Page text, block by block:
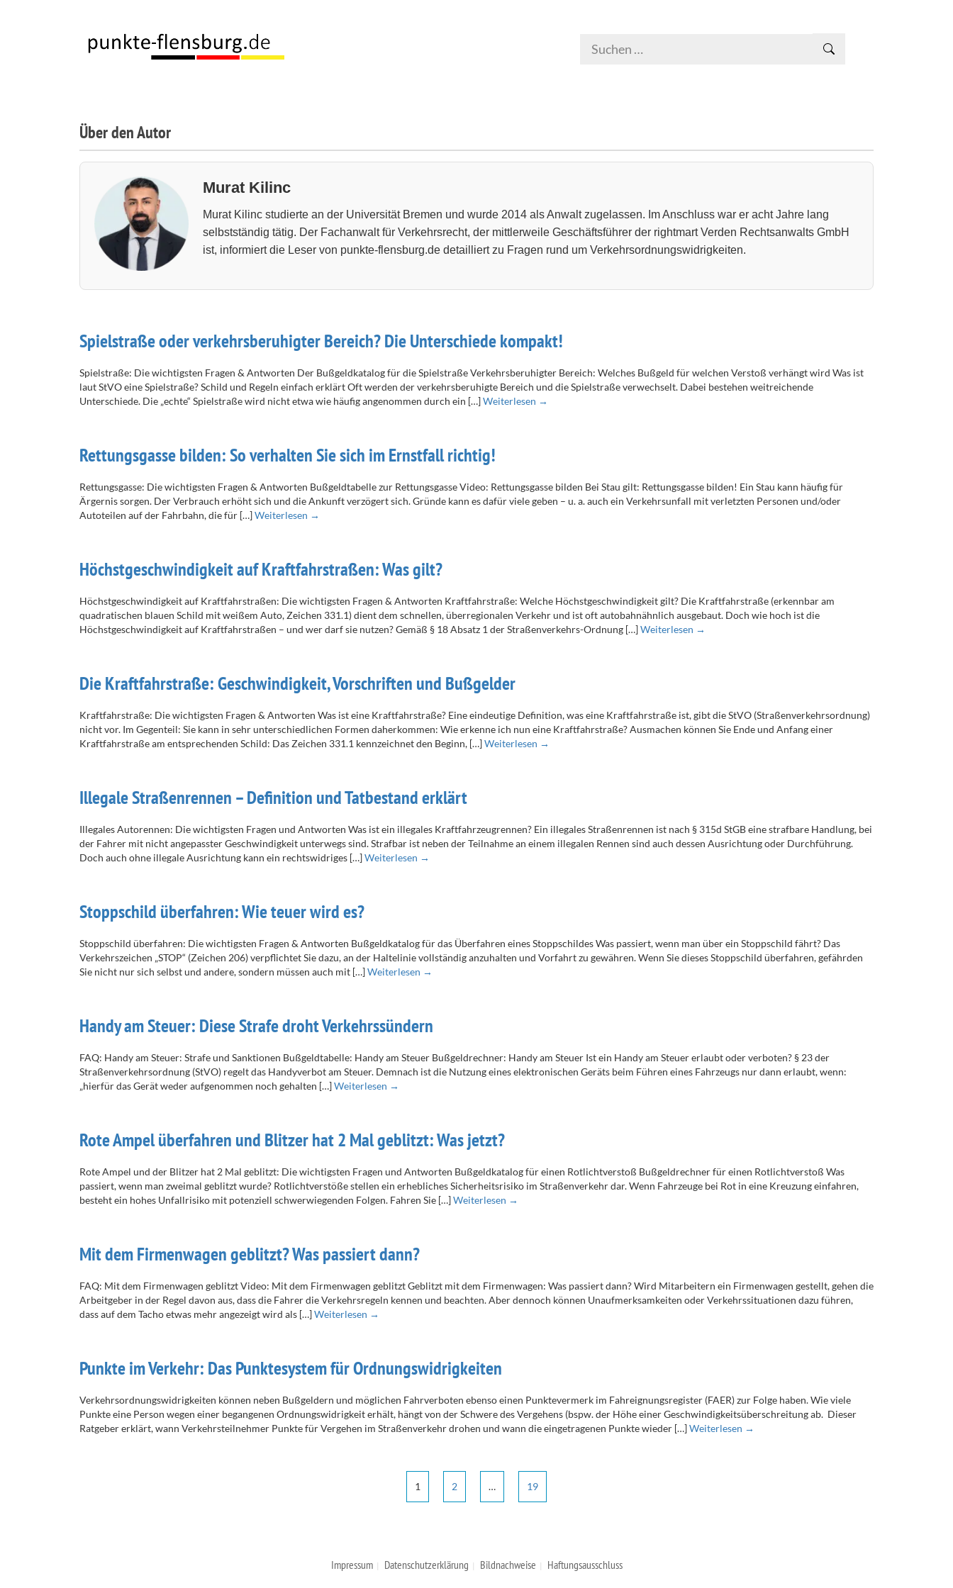
Über den Autor
Murat Kilinc
Murat Kilinc studierte an der Universität Bremen und wurde 2014 als Anwalt zugelassen. Im Anschluss war er acht Jahre lang
selbstständig tätig. Der Fachanwalt für Verkehrsrecht, der mittlerweile Geschäftsführer der rightmart Verden Rechtsanwalts GmbH
ist, informiert die Leser von punkte-flensburg.de detailliert zu Fragen rund um Verkehrsordnungswidrigkeiten.
Spielstraße oder verkehrsberuhigter Bereich? Die Unterschiede kompakt!
Spielstraße: Die wichtigsten Fragen & Antworten Der Bußgeldkatalog für die Spielstraße Verkehrsberuhigter Bereich: Welches Bußgeld für welchen Verstoß verhängt wird Was ist
laut StVO eine Spielstraße? Schild und Regeln einfach erklärt Oft werden der verkehrsberuhigte Bereich und die Spielstraße verwechselt. Dabei bestehen weitreichende
Unterschiede. Die „echte“ Spielstraße wird nicht etwa wie häufig angenommen durch ein […]Weiterlesen →
Rettungsgasse bilden: So verhalten Sie sich im Ernstfall richtig!
Rettungsgasse: Die wichtigsten Fragen & Antworten Bußgeldtabelle zur Rettungsgasse Video: Rettungsgasse bilden Bei Stau gilt: Rettungsgasse bilden! Ein Stau kann häufig für
Ärgernis sorgen. Der Verbrauch erhöht sich und die Ankunft verzögert sich. Gründe kann es dafür viele geben – u. a. auch ein Verkehrsunfall mit verletzten Personen und/oder
Autoteilen auf der Fahrbahn, die für […]Weiterlesen →
Höchstgeschwindigkeit auf Kraftfahrstraßen: Was gilt?
Höchstgeschwindigkeit auf Kraftfahrstraßen: Die wichtigsten Fragen & Antworten Kraftfahrstraße: Welche Höchstgeschwindigkeit gilt? Die Kraftfahrstraße (erkennbar am
quadratischen blauen Schild mit weißem Auto, Zeichen 331.1) dient dem schnellen, überregionalen Verkehr und ist oft autobahnähnlich ausgebaut. Doch wie hoch ist die
Höchstgeschwindigkeit auf Kraftfahrstraßen – und wer darf sie nutzen? Gemäß § 18 Absatz 1 der Straßenverkehrs-Ordnung […]Weiterlesen →
Die Kraftfahrstraße: Geschwindigkeit, Vorschriften und Bußgelder
Kraftfahrstraße: Die wichtigsten Fragen & Antworten Was ist eine Kraftfahrstraße? Eine eindeutige Definition, was eine Kraftfahrstraße ist, gibt die StVO (Straßenverkehrsordnung)
nicht vor. Im Gegenteil: Sie kann in sehr unterschiedlichen Formen daherkommen: Wie erkenne ich nun eine Kraftfahrstraße? Ausmachen können Sie Ende und Anfang einer
Kraftfahrstraße am entsprechenden Schild: Das Zeichen 331.1 kennzeichnet den Beginn, […]Weiterlesen →
Illegale Straßenrennen – Definition und Tatbestand erklärt
Illegales Autorennen: Die wichtigsten Fragen und Antworten Was ist ein illegales Kraftfahrzeugrennen? Ein illegales Straßenrennen ist nach § 315d StGB eine strafbare Handlung, bei
der Fahrer mit nicht angepasster Geschwindigkeit unterwegs sind. Strafbar ist neben der Teilnahme an einem illegalen Rennen sind auch dessen Ausrichtung oder Durchführung.
Doch auch ohne illegale Ausrichtung kann ein rechtswidriges […]Weiterlesen →
Stoppschild überfahren: Wie teuer wird es?
Stoppschild überfahren: Die wichtigsten Fragen & Antworten Bußgeldkatalog für das Überfahren eines Stoppschildes Was passiert, wenn man über ein Stoppschild fährt? Das
Verkehrszeichen „STOP“ (Zeichen 206) verpflichtet Sie dazu, an der Haltelinie vollständig anzuhalten und Vorfahrt zu gewähren. Wenn Sie dieses Stoppschild überfahren, gefährden
Sie nicht nur sich selbst und andere, sondern müssen auch mit […]Weiterlesen →
Handy am Steuer: Diese Strafe droht Verkehrssündern
FAQ: Handy am Steuer: Strafe und Sanktionen Bußgeldtabelle: Handy am Steuer Bußgeldrechner: Handy am Steuer Ist ein Handy am Steuer erlaubt oder verboten? § 23 der
Straßenverkehrsordnung (StVO) regelt das Handyverbot am Steuer. Demnach ist die Nutzung eines elektronischen Geräts beim Führen eines Fahrzeugs nur dann erlaubt, wenn:
„hierfür das Gerät weder aufgenommen noch gehalten […]Weiterlesen →
Rote Ampel überfahren und Blitzer hat 2 Mal geblitzt: Was jetzt?
Rote Ampel und der Blitzer hat 2 Mal geblitzt: Die wichtigsten Fragen und Antworten Bußgeldkatalog für einen Rotlichtverstoß Bußgeldrechner für einen Rotlichtverstoß Was
passiert, wenn man zweimal geblitzt wurde? Rotlichtverstöße stellen ein erhebliches Sicherheitsrisiko im Straßenverkehr dar. Wenn Fahrzeuge bei Rot in eine Kreuzung einfahren,
besteht ein hohes Unfallrisiko mit potenziell schwerwiegenden Folgen. Fahren Sie […]Weiterlesen →
Mit dem Firmenwagen geblitzt? Was passiert dann?
FAQ: Mit dem Firmenwagen geblitzt Video: Mit dem Firmenwagen geblitzt Geblitzt mit dem Firmenwagen: Was passiert dann? Wird Mitarbeitern ein Firmenwagen gestellt, gehen die
Arbeitgeber in der Regel davon aus, dass die Fahrer die Verkehrsregeln kennen und beachten. Aber dennoch können Unaufmerksamkeiten oder Verkehrssituationen dazu führen,
dass auf dem Tacho etwas mehr angezeigt wird als […]Weiterlesen →
Punkte im Verkehr: Das Punktesystem für Ordnungswidrigkeiten
Verkehrsordnungswidrigkeiten können neben Bußgeldern und möglichen Fahrverboten ebenso einen Punktevermerk im Fahreignungsregister (FAER) zur Folge haben. Wie viele
Punkte eine Person wegen einer begangenen Ordnungswidrigkeit erhält, hängt von der Schwere des Vergehens (bspw. der Höhe einer Geschwindigkeitsüberschreitung ab. Dieser
Ratgeber erklärt, wann Verkehrsteilnehmer Punkte für Vergehen im Straßenverkehr drohen und wann die eingetragenen Punkte wieder […]Weiterlesen →
1 2 … 19
Impressum Datenschutzerklärung Bildnachweise Haftungsausschluss